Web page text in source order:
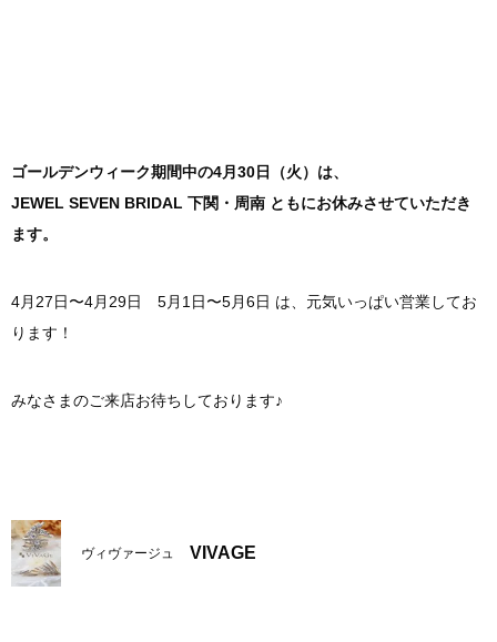
ゴールデンウィーク期間中の4月30日（火）は、
JEWEL SEVEN BRIDAL 下関・周南 ともにお休みさせていただき
ます。
4月27日〜4月29日 5月1日〜5月6日 は、元気いっぱい営業してお
ります！
みなさまのご来店お待ちしております♪
ヴィヴァージュ VIVAGE